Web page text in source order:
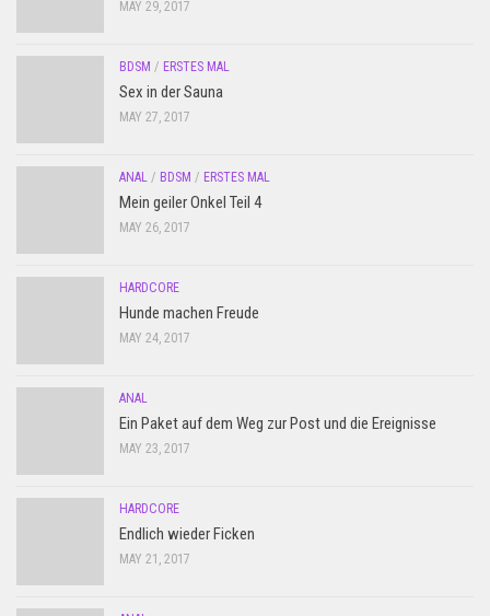
MAY 29, 2017
BDSM / ERSTES MAL
Sex in der Sauna
MAY 27, 2017
ANAL / BDSM / ERSTES MAL
Mein geiler Onkel Teil 4
MAY 26, 2017
HARDCORE
Hunde machen Freude
MAY 24, 2017
ANAL
Ein Paket auf dem Weg zur Post und die Ereignisse
MAY 23, 2017
HARDCORE
Endlich wieder Ficken
MAY 21, 2017